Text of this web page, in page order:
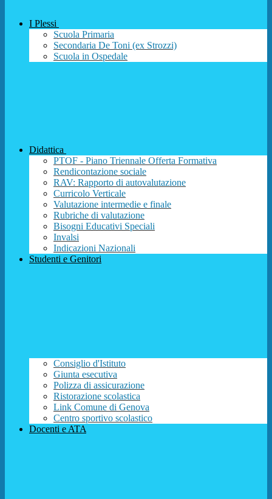
I Plessi
Scuola Primaria
Secondaria De Toni (ex Strozzi)
Scuola in Ospedale
Didattica
PTOF - Piano Triennale Offerta Formativa
Rendicontazione sociale
RAV: Rapporto di autovalutazione
Curricolo Verticale
Valutazione intermedie e finale
Rubriche di valutazione
Bisogni Educativi Speciali
Invalsi
Indicazioni Nazionali
Studenti e Genitori
Consiglio d'Istituto
Giunta esecutiva
Polizza di assicurazione
Ristorazione scolastica
Link Comune di Genova
Centro sportivo scolastico
Docenti e ATA